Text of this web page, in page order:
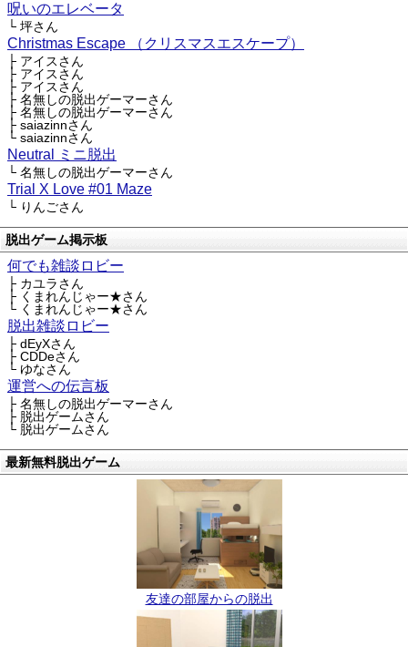
呪いのエレベータ
└ 坪さん
Christmas Escape （クリスマスエスケープ）
├ アイスさん
├ アイスさん
├ アイスさん
├ 名無しの脱出ゲーマーさん
├ 名無しの脱出ゲーマーさん
├ saiazinnさん
└ saiazinnさん
Neutral ミニ脱出
└ 名無しの脱出ゲーマーさん
Trial X Love #01 Maze
└ りんごさん
脱出ゲーム掲示板
何でも雑談ロビー
├ カユラさん
├ くまれんじゃー★さん
└ くまれんじゃー★さん
脱出雑談ロビー
├ dEyXさん
├ CDDeさん
└ ゆなさん
運営への伝言板
├ 名無しの脱出ゲーマーさん
├ 脱出ゲームさん
└ 脱出ゲームさん
最新無料脱出ゲーム
友達の部屋からの脱出